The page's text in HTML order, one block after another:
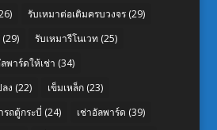
รับเหมาต่อเติมครบวงจร(29)
(29) รับเหมารีโนเวท (25)
พาร์ดให้เช่า (34)
ง (22) เข็มเหล็ก(23)
รถตู้กระบี่ (24) เช่าอัลพาร์ด (39)